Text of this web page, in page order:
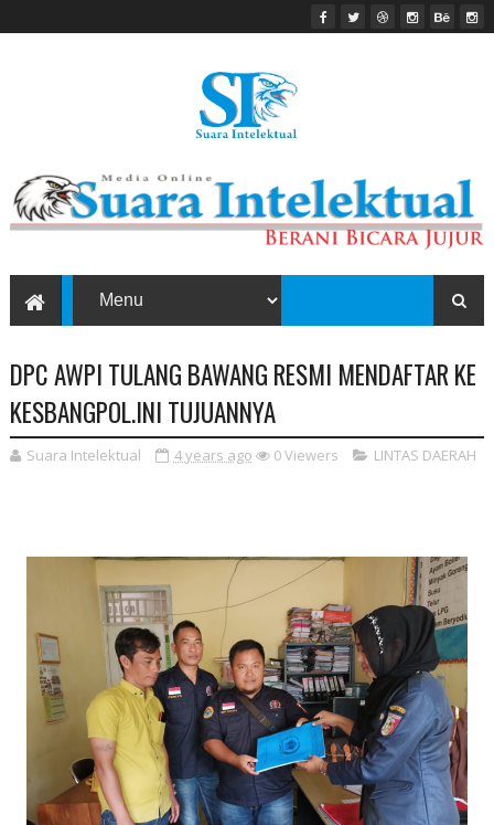
DPC AWPI TULANG BAWANG RESMI MENDAFTAR KE
KESBANGPOL.INI TUJUANNYA
Suara Intelektual 4 years ago 0Viewers LINTAS DAERAH